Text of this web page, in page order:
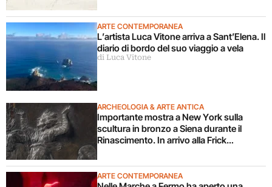
ARTE CONTEMPORANEA
L’artista Luca Vitone arriva a Sant’Elena. Il
diario di bordo del suo viaggio a vela
di Luca Vitone
ARCHEOLOGIA & ARTE ANTICA
Importante mostra a New York sulla
scultura in bronzo a Siena durante il
Rinascimento. In arrivo alla Frick
ARTE CONTEMPORANEA